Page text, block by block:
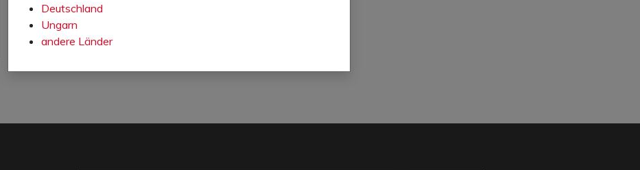
IN DEN WARENKORB
AUF DIE WUNSCHLISTE
Deutschland
Ungarn
andere Länder